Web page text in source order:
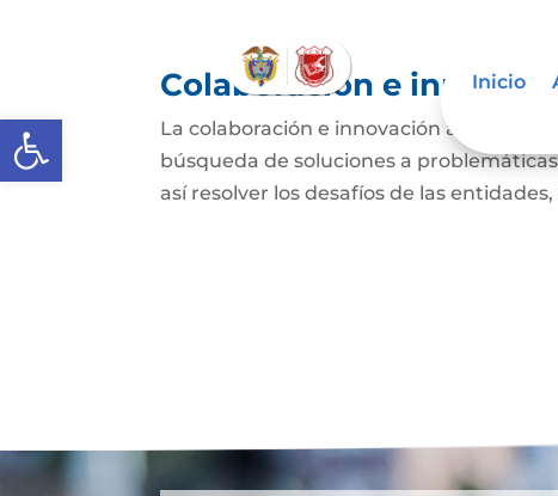
Abrir barra de herramientas
Inicio
Colaboración e
La colaboración e innovación abierta es
búsqueda de soluciones a
así resolver los desafíos de las